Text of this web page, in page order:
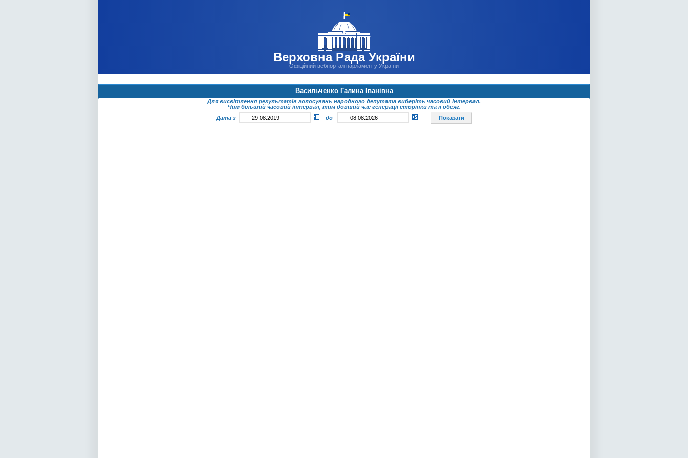
Верховна Рада України
Офіційний вебпортал парламенту України
Васильченко Галина Іванівна
Для висвітлення результатів голосувань народного депутата виберіть часовий інтервал.
Чим більший часовий інтервал, тим довший час генерації сторінки та її обсяг.
Дата з
до